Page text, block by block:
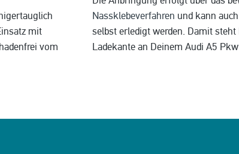
mit
vom
Nassklebeverfahren und kann
selbst erledigt werden. Damit
Ladekante an Deinem Audi A5